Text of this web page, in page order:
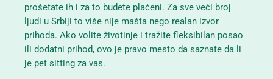
prošetate ih i za to budete plaćeni. Za sve veći broj
ljudi u Srbiji to više nije mašta nego realan izvor
prihoda. Ako volite životinje i tražite fleksibilan posao
ili dodatni prihod, ovo je pravo mesto da saznate da li
je pet sitting za vas.